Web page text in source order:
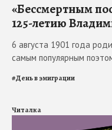
«Бессмертным
125-летию
6 августа 1901 года
самым популярным
#День в эмиграции
Читалка